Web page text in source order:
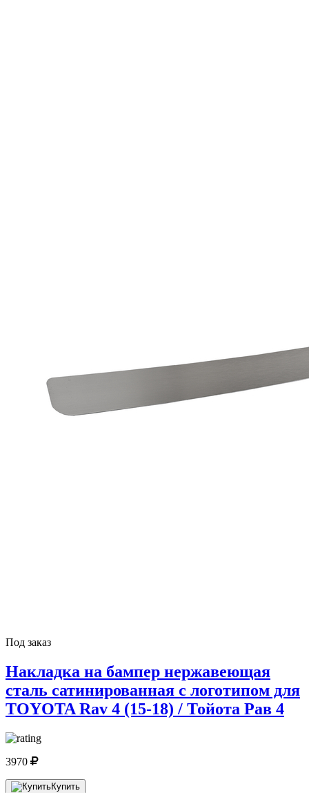
Под заказ
Накладка на бампер нержавеющая
сталь сатинированная с логотипом для
TOYOTA Rav 4 (15-18) / Тойота Рав 4
3970
Купить